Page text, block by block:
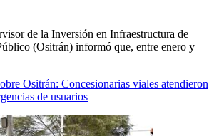
de la Inversión en Infraestructura de
(Ositrán) informó que, entre enero y
Ositrán: Concesionarias viales atendieron
de usuarios